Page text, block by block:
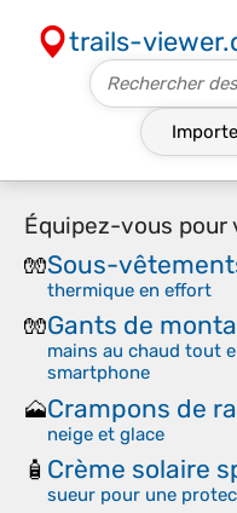
trails-
Équipez-vous
🧤Sous-
thermique en effort
🧤Gants de
mains au chaud tout
smartphone
🗻Crampons de
neige et glace
🧴 Crème solaire
sueur pour une